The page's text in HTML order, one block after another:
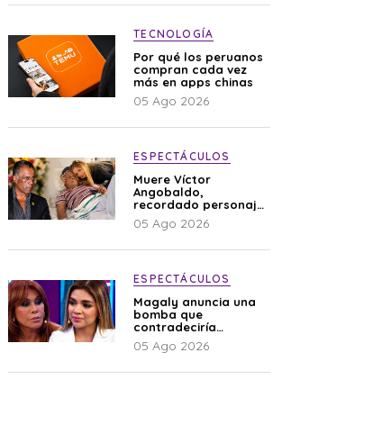
TECNOLOGÍA
Por qué los peruanos
compran cada vez
más en apps chinas
05 Ago 2026
ESPECTÁCULOS
Muere Víctor
Angobaldo,
recordado personaje
de la farándula y
expareja de Shirley
05 Ago 2026
ESPECTÁCULOS
Magaly anuncia una
bomba que
contradeciría
comunicado de La
Bella Luz: “Hay un
05 Ago 2026